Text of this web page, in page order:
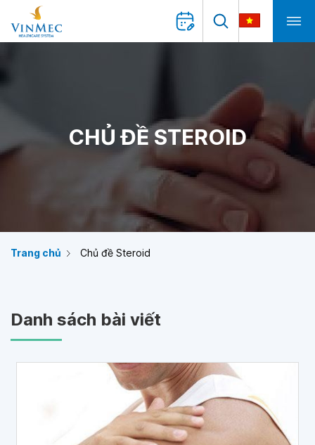
CHỦ ĐỀ STEROID
Trang chủ Chủ đề Steroid
Danh sách bài viết